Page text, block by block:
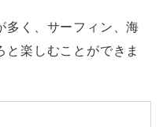
多く、サーフィン、海
楽しむことができま